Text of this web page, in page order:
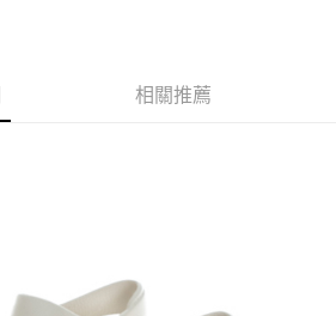
相關推薦